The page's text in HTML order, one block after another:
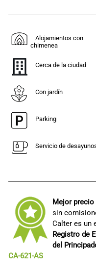
Alojamientos con
chimenea
Cerca de la ciudad
Con jardín
Parking
Servicio de
Mejor precio
sin
Calter es un
Registro de
del
CA-621-AS